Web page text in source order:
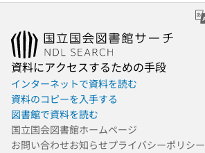
資料にアクセスするための手段
インターネットで資料を読む
資料のコピーを入手する
図書館で資料を読む
国立国会図書館ホームページ
お問い合わせお知らせプライバシーポリシー